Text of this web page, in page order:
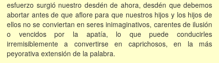
esfuerzo surgió nuestro desdén de ahora, desdén que debemos
abortar antes de que aflore para que nuestros hijos y los hijos de
ellos no se conviertan en seres inimaginativos, carentes de ilusión
o vencidos por la apatía, lo que puede conducirles
irremisiblemente a convertirse en caprichosos, en la más
peyorativa extensión de la palabra.